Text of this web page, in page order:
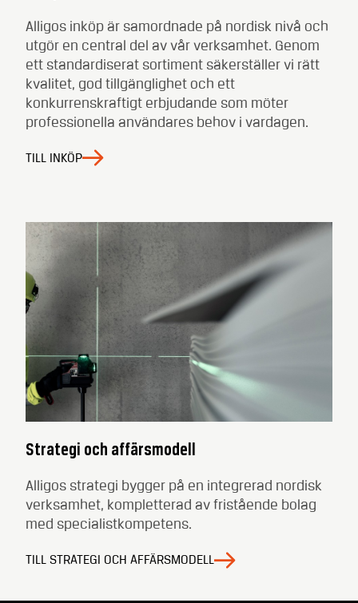
Alligos inköp är samordnade på nordisk nivå och
utgör en central del av vår verksamhet. Genom
ett standardiserat sortiment säkerställer vi rätt
kvalitet, god tillgänglighet och ett
konkurrenskraftigt erbjudande som möter
professionella användares behov i vardagen.
TILL INKÖP
Strategi och affärsmodell
Alligos strategi bygger på en integrerad nordisk
verksamhet, kompletterad av fristående bolag
med specialistkompetens.
TILL STRATEGI OCH AFFÄRSMODELL